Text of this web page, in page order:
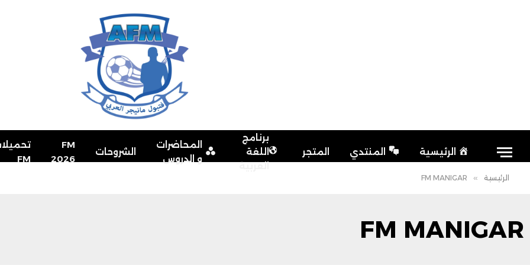
الرئيسية المنتدي المتجر
برنامج
اللغة
العربية
المحاضرات
و الدروس
الشروحات
FM
2026
FM
الرئيسية »
FM MANIGAR
FM MANIGAR